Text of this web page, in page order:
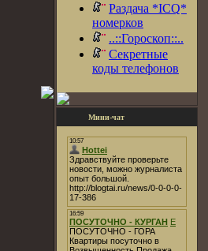
Раздача *ICQ*
номерков
..::Гороскоп::..
Секретные
коды телефонов
Мини-чат